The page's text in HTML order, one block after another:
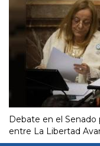
Debate en el
entre La Libertad